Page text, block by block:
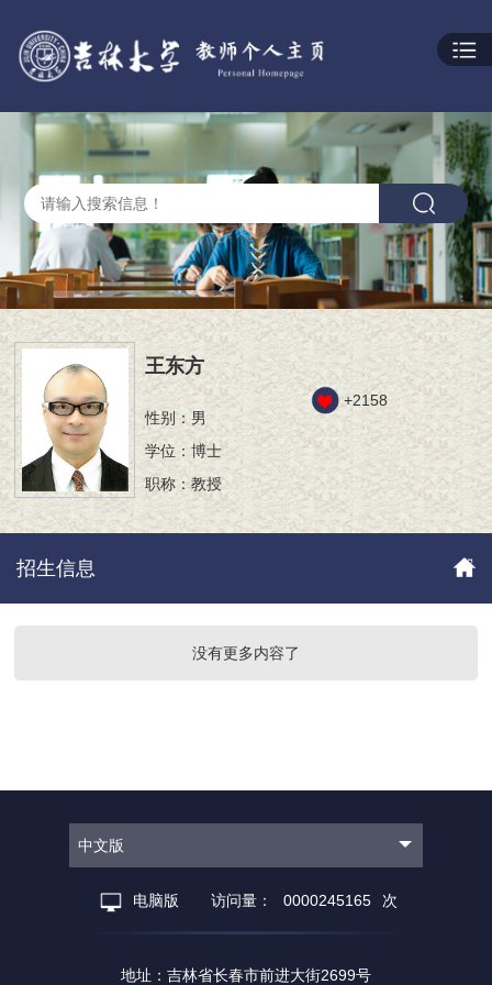
王东方
性别：男
学位：博士
职称：教授
+2158
招生信息
没有更多内容了
中文版
电脑版 访问量： 0000245165 次
地址：吉林省长春市前进大街2699号